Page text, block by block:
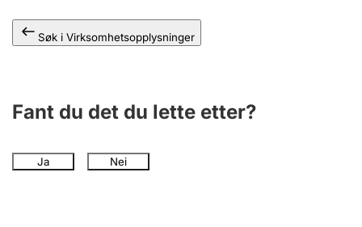
Søk i Virksomhetsopplysninger
Fant du det du lette etter?
Ja Nei